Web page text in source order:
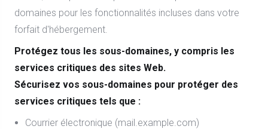
domaines pour les fonctionnalités incluses dans votre
forfait d'hébergement.
Protégez tous les sous-domaines, y compris les
services critiques des sites Web.
Sécurisez vos sous-domaines pour protéger des
services critiques tels que :
Courrier électronique (mail.example.com)